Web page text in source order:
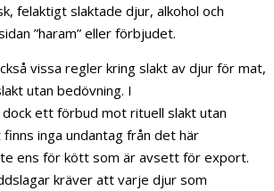
felaktigt slaktade djur, alkohol och
”haram” eller förbjudet.
vissa regler kring slakt av djur för mat,
utan bedövning. I
ett förbud mot rituell slakt utan
inga undantag från det här
ens för kött som är avsett för export.
kräver att varje djur som